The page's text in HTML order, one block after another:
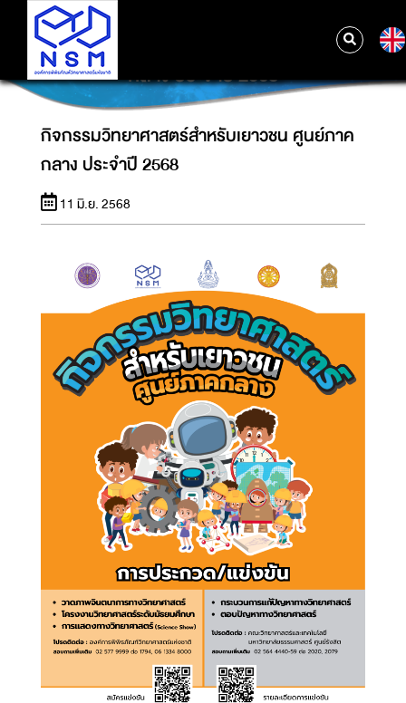
กิจกรรมวิทยาศาสตร์สำหรับเยาวชน ศูนย์ภาค
กลาง ประจำปี 2568
กิจกรรมวิทยาศาสตร์สำหรับเยาวชน ศูนย์ภาค
กลาง ประจำปี 2568
11 มิ.ย. 2568